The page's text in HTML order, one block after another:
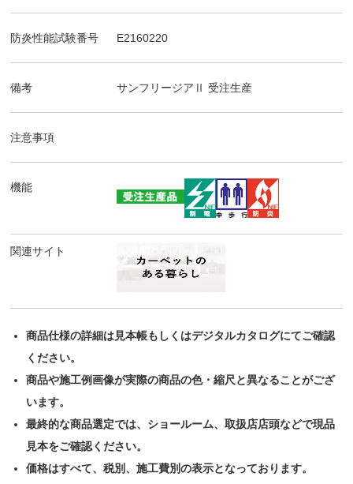
防炎性能試験番号 E2160220
備考 サンフリージアⅡ 受注生産
注意事項
機能
関連サイト
商品仕様の詳細は見本帳もしくはデジタルカタログにてご確認
ください。
商品や施工例画像が実際の商品の色・縮尺と異なることがござ
います。
最終的な商品選定では、ショールーム、取扱店店頭などで現品
見本をご確認ください。
価格はすべて、税別、施工費別の表示となっております。